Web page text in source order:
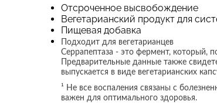
Отсроченное высвобождение
Вегетарианский продукт для
Пищевая добавка
Подходит для вегетарианцев
Серрапептаза - это фермент, который,
Предварительные данные также
выпускается в виде вегетарианских
​¹ Не все воспаления связаны с
важен для оптимального здоровья.